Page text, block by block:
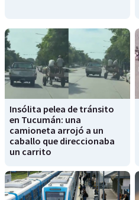
Insólita pelea de tránsito
en Tucumán: una
camioneta arrojó a un
caballo que direccionaba
un carrito